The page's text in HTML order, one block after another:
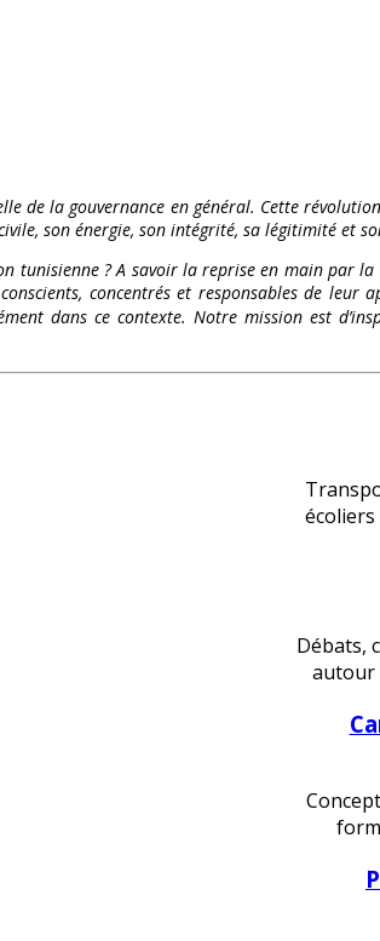
de la gouvernance en général. Cette
son énergie, son intégrité, sa légitimité et
tunisienne ? A savoir la reprise en main par
concentrés et responsables de leur
dans ce contexte. Notre mission est
Débats,
autour